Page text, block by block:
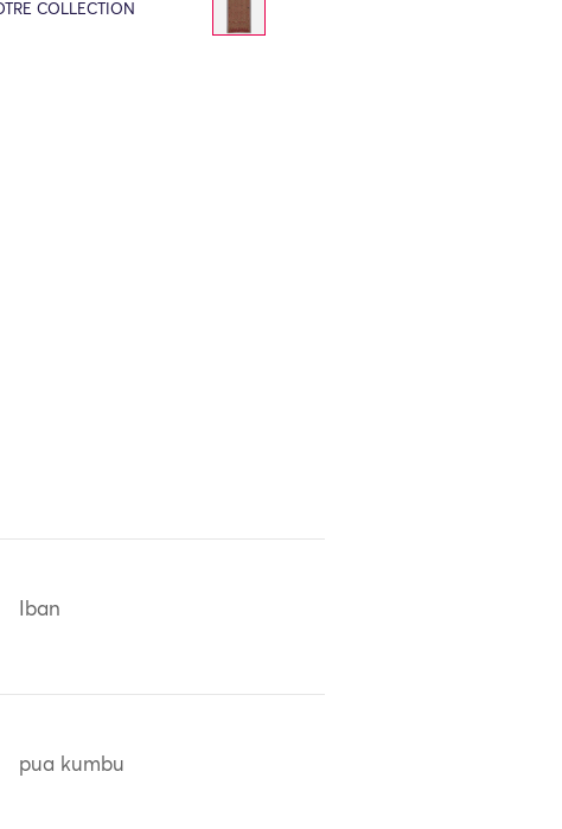
COLLECTION
Iban
pua kumbu